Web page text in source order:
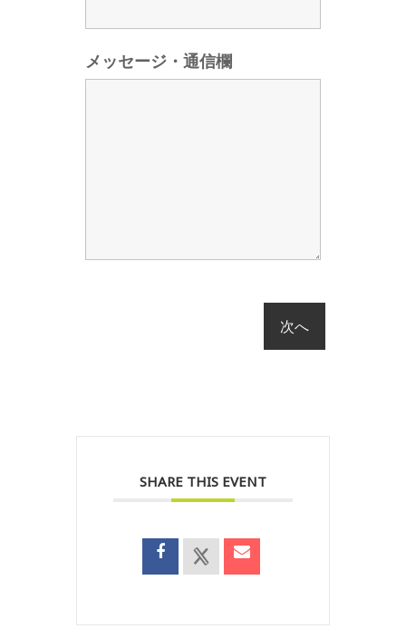
メッセージ・通信欄
SHARE THIS EVENT